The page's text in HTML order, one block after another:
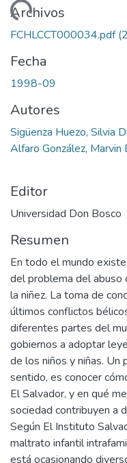
Archivos
FCHLCCT000034.pdf
Fecha
1998-09
Autores
Sigüenza Huezo, Silvia
Alfaro González, Marvin
Editor
Universidad Don Bosco
Resumen
En todo el mundo
del problema del abuso
la niñez. La toma de
últimos conflictos
diferentes partes del
gobiernos a adoptar
de los niños y niñas. Un
sentido, es conocer
El Salvador, y en qué
sociedad contribuyen a
Según El Instituto
maltrato infantil
está ocasionando